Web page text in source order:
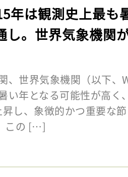
年は観測史上最も
し。世界気象機関
、世界気象機関（以下、
い年となる可能性が高
し、象徴的かつ重要な
この […]